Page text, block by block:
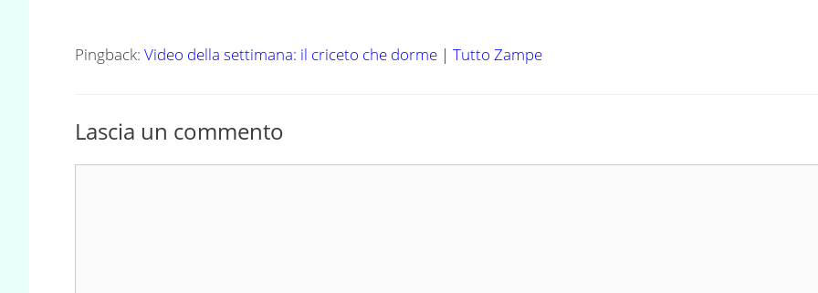
Pingback: Video della settimana: il criceto che dorme | Tutto Zampe
Lascia un commento